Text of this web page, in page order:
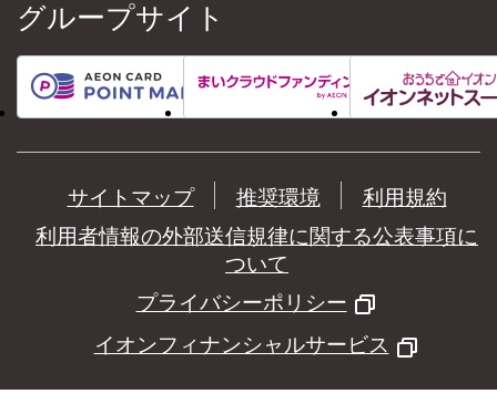
グループサイト
サイトマップ 推奨環境
利用規約
利用者情報の外部送信規律に関する公表事項に
ついて
プライバシーポリシー
イオンフィナンシャルサービス